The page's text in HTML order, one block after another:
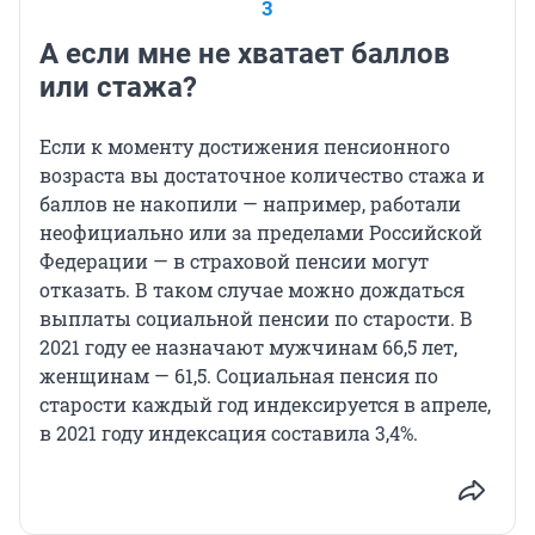
3
А если мне не хватает баллов
или стажа?
Если к моменту достижения пенсионного
возраста вы достаточное количество стажа и
баллов не накопили — например, работали
неофициально или за пределами Российской
Федерации — в страховой пенсии могут
отказать. В таком случае можно дождаться
выплаты социальной пенсии по старости. В
2021 году ее назначают мужчинам 66,5 лет,
женщинам — 61,5. Социальная пенсия по
старости каждый год индексируется в апреле,
в 2021 году индексация составила 3,4%.